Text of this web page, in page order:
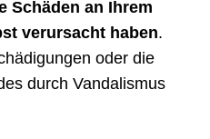
Schäden an Ihrem
verursacht haben.
oder die
durch Vandalismus